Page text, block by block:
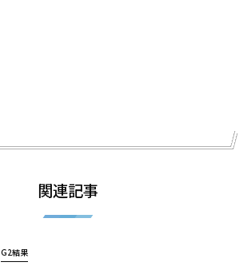
関連記事
G2結果